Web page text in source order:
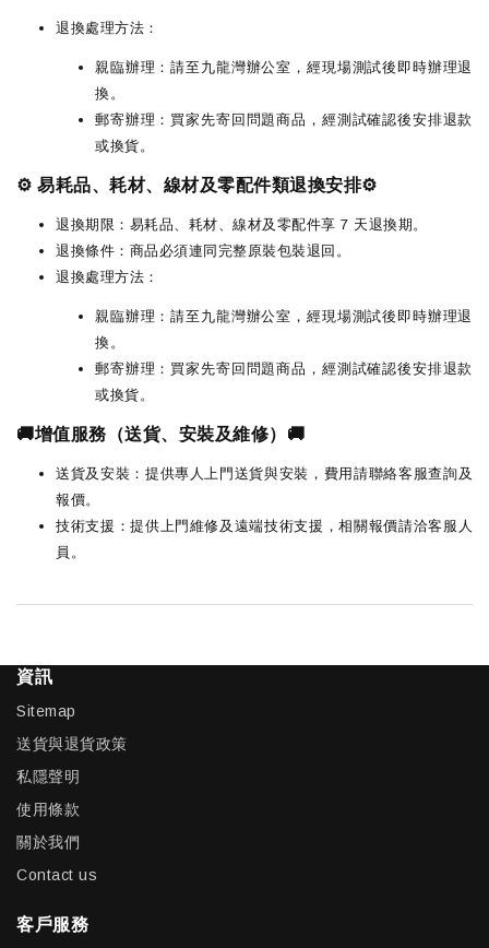
退換處理方法：
親臨辦理：請至九龍灣辦公室，經現場測試後即時辦理退
換。
郵寄辦理：買家先寄回問題商品，經測試確認後安排退款
或換貨。
⚙️ 易耗品、耗材、線材及零配件類退換安排⚙️
退換期限：易耗品、耗材、線材及零配件享 7 天退換期。
退換條件：商品必須連同完整原裝包裝退回。
退換處理方法：
親臨辦理：請至九龍灣辦公室，經現場測試後即時辦理退
換。
郵寄辦理：買家先寄回問題商品，經測試確認後安排退款
或換貨。
🚚增值服務（送貨、安裝及維修）🚚
送貨及安裝：提供專人上門送貨與安裝，費用請聯絡客服查詢及
報價。
技術支援：提供上門維修及遠端技術支援，相關報價請洽客服人
員。
資訊
Sitemap
送貨與退貨政策
私隱聲明
使用條款
關於我們
Contact us
客戶服務